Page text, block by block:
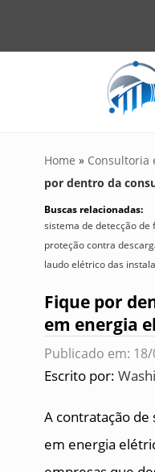
Home » Consultoria
por dentro da
Buscas relacionadas:
sistema de detecção de
proteção contra
laudo elétrico das
Fique por
em energia
Publicado em:
Escrito por:
A contratação de
em energia